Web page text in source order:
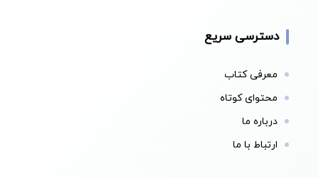
دسترسی سریع
معرفی کتاب
محتوای کوتاه
درباره ما
ارتباط با ما